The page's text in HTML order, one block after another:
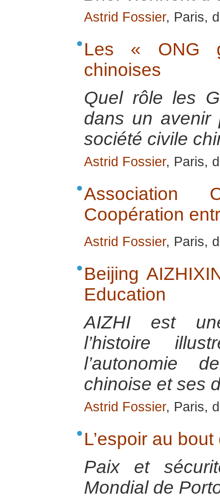
Astrid Fossier, Paris,
Les « ONG
chinoises
Quel rôle les
dans un avenir
société civile
Astrid Fossier, Paris,
Association
Coopération
Astrid Fossier, Paris,
Beijing
Education
AIZHI est
l’histoire
l’autonomie
chinoise et ses
Astrid Fossier, Paris,
L’espoir au
Paix et
Mondial de